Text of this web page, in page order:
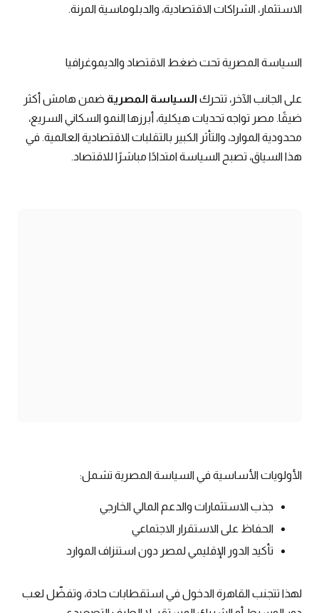
الاستثمار، الشراكات الاقتصادية، والدبلوماسية المرنة.
السياسة المصرية تحت ضغط الاقتصاد والديموغرافيا
على الجانب الآخر، تتحرك السياسة المصرية ضمن هامش أكثر
ضيقًا. مصر تواجه تحديات هيكلية، أبرزها النمو السكاني السريع،
محدودية الموارد، والتأثر الكبير بالتقلبات الاقتصادية العالمية. في
هذا السياق، تصبح السياسة امتدادًا مباشرًا للاقتصاد.
الأولويات الأساسية في السياسة المصرية تشمل:
جذب الاستثمارات والدعم المالي الخارجي
الحفاظ على الاستقرار الاجتماعي
تأكيد الدور الإقليمي لمصر دون استنزاف الموارد
لهذا تتجنب القاهرة الدخول في استقطابات حادة، وتفضّل لعب